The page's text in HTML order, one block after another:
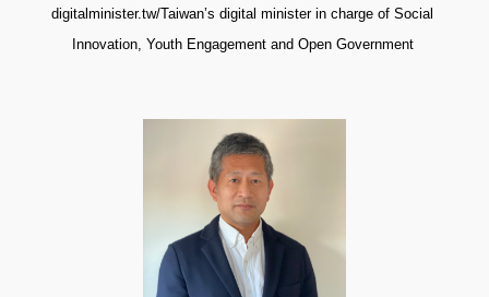
digitalminister.tw/Taiwan’s digital minister in charge of Social
Innovation, Youth Engagement and Open Government